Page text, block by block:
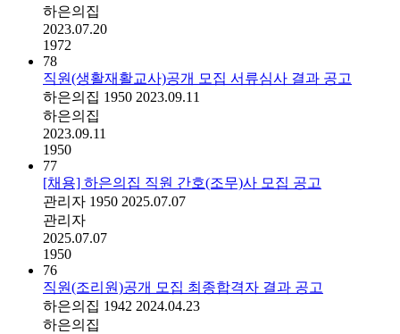
하은의집
2023.07.20
1972
78
직원(생활재활교사)공개 모집 서류심사 결과 공고
하은의집 1950 2023.09.11
하은의집
2023.09.11
1950
77
[채용] 하은의집 직원 간호(조무)사 모집 공고
관리자 1950 2025.07.07
관리자
2025.07.07
1950
76
직원(조리원)공개 모집 최종합격자 결과 공고
하은의집 1942 2024.04.23
하은의집